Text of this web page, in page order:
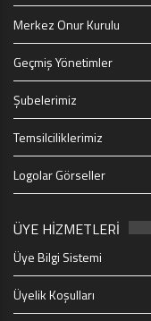
Merkez Onur Kurulu
Geçmiş Yönetimler
Şubelerimiz
Temsilciliklerimiz
Logolar Görseller
ÜYE HİZMETLERİ
Üye Bilgi Sistemi
Üyelik Koşulları